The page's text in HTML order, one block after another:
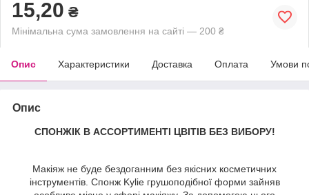
15,20 ₴
Мінімальна сума замовлення на сайті — 200 ₴
Опис Характеристики Доставка Оплата Умови
Опис
СПОНЖІК В АССОРТИМЕНТІ ЦВІТІВ БЕЗ ВИБОРУ!
Макіяж не буде бездоганним без якісних косметичних
інструментів. Спонж Kylie грушоподібної форми зайняв